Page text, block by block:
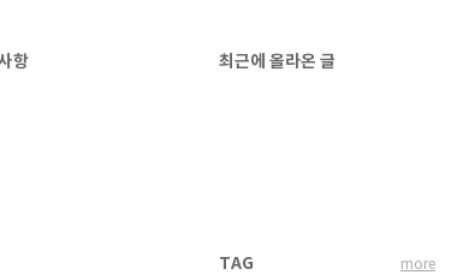
항 최근에 올라온 글
TAG more